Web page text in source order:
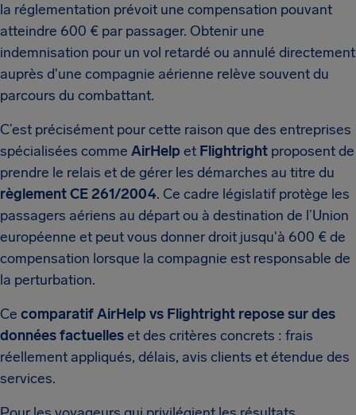
la réglementation prévoit une compensation pouvant
atteindre 600 € par passager. Obtenir une
indemnisation pour un vol retardé ou annulé directement
auprès d'une compagnie aérienne relève souvent du
parcours du combattant.
C’est précisément pour cette raison que des entreprises
spécialisées comme AirHelp et Flightright proposent de
prendre le relais et de gérer les démarches au titre du
règlement CE 261/2004. Ce cadre législatif protège les
passagers aériens au départ ou à destination de l’Union
européenne et peut vous donner droit jusqu'à 600 € de
compensation lorsque la compagnie est responsable de
la perturbation.
Ce comparatif AirHelp vs Flightright repose sur des
données factuelleset des critères concrets : frais
réellement appliqués, délais, avis clients et étendue des
services.